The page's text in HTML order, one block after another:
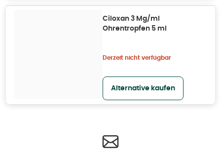
Ciloxan 3 Mg/ml
Ohrentropfen 5 ml
Derzeit nicht verfügbar
Alternative kaufen